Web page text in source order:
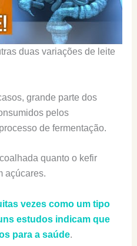
duas variações de leite
grande parte dos
pelos
de fermentação.
quanto o kefir
açúcares.
vezes como um tipo
estudos indicam que
para a saúde.